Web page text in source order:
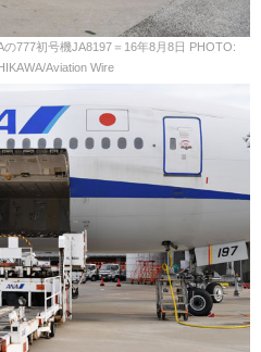
777初号機JA8197＝16年8月8日 PHOTO:
Aviation Wire